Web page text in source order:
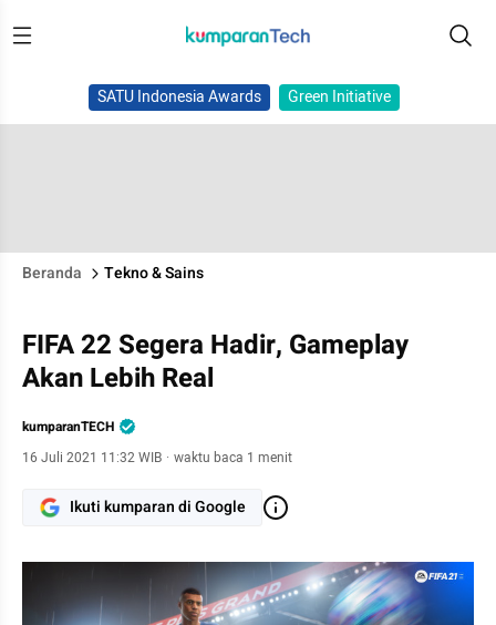
SATU Indonesia Awards Green Initiative
Beranda Tekno & Sains
FIFA 22 Segera Hadir, Gameplay
Akan Lebih Real
kumparanTECH
16 Juli 2021 11:32 WIB · waktu baca 1 menit
Ikuti kumparan di Google